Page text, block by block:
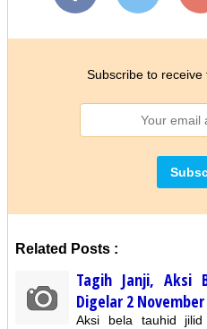
Subscribe to
Related Posts :
Tagih Janji, Aksi
Digelar 2 November
Aksi bela tauhid